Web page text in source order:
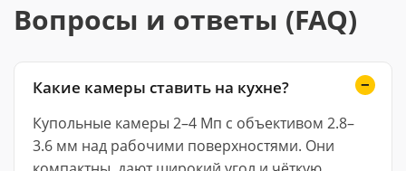
Вопросы и ответы (FAQ)
Какие камеры ставить на кухне?
Купольные камеры 2–4 Мп с объективом 2.8–
3.6 мм над рабочими поверхностями. Они